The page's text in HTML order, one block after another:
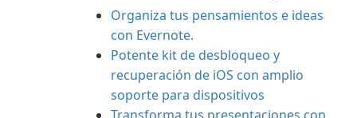
Organiza tus pensamientos e ideas
con Evernote.
Potente kit de desbloqueo y
recuperación de iOS con amplio
soporte para dispositivos